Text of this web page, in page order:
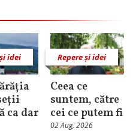
idei
ca dar
Repere și idei
Ceea ce
suntem, către
cei ce putem fi
02 Aug, 2026